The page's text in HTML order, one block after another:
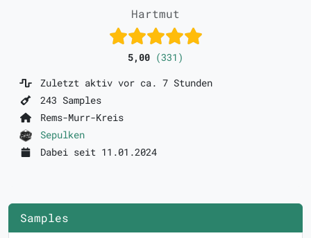
Hartmut
5,00 (331)
Zuletzt aktiv vor ca. 7 Stunden
243 Samples
Rems-Murr-Kreis
Sepulken
Dabei seit 11.01.2024
Samples